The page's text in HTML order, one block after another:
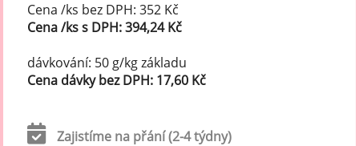
Cena /ks bez DPH: 352 Kč
Cena /ks s DPH: 394,24 Kč
dávkování: 50 g/kg základu
Cena dávky bez DPH: 17,60 Kč
Zajistíme na přání (2-4 týdny)